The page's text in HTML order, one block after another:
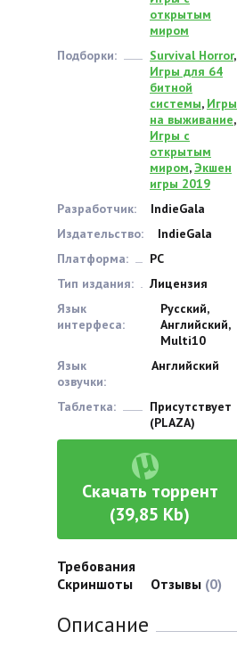
открытым
миром
Подборки:
Survival Horror,
Игры для 64
битной
системы, Игры
на выживание,
Игры с
открытым
миром,Экшен
игры 2019
Разработчик:
IndieGala
Издательство:
IndieGala
Платформа:
PC
Тип издания:
Лицензия
Язык
интерфеса:
Русский,
Английский,
Multi10
Язык
озвучки:
Английский
Таблетка:
Присутствует
(PLAZA)
Скачать торрент
(39,85 Kb)
Требования
Скриншоты
Отзывы (0)
Описание